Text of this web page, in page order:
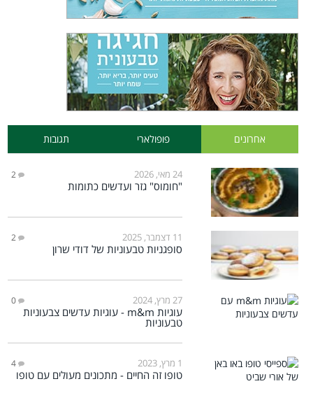
אחרונים פופולארי תגובות
24 מאי, 2026 2
"חומוס" גזר ועדשים כתומות
11 דצמבר, 2025 2
סופגניות טבעוניות של דודי שרון
27 מרץ, 2024 0
עוגיות m&m - עוגיות עדשים צבעוניות
טבעוניות
1 מרץ, 2023 4
טופו זה החיים - מתכונים מעולים עם טופו